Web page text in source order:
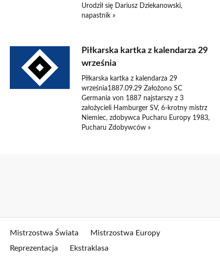
Urodził się Dariusz Dziekanowski,
napastnik »
Piłkarska kartka z kalendarza 29
września
Piłkarska kartka z kalendarza 29
września1887.09.29 Założono SC
Germania von 1887 najstarszy z 3
założycieli Hamburger SV, 6-krotny mistrz
Niemiec, zdobywca Pucharu Europy 1983,
Pucharu Zdobywców »
Mistrzostwa Świata
Mistrzostwa Europy
Reprezentacja
Ekstraklasa